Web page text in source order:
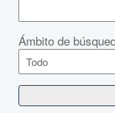
Ámbito de